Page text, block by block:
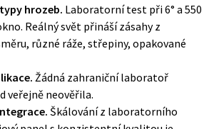
hrozeb. Laboratorní test při 6° a 550
Reálný svět přináší zásahy z
různé ráže, střepiny, opakované
Žádná zahraniční laboratoř
veřejně neověřila.
Škálování z laboratorního